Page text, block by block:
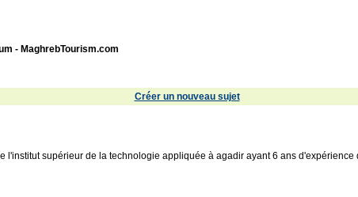
- MaghrebTourism.com
Créer un nouveau sujet
supérieur de la technologie appliquée à agadir ayant 6 ans d'expérience